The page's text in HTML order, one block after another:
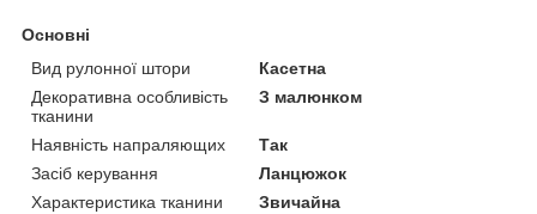
Основні
Вид рулонної штори
Касетна
Декоративна особливість
тканини
З малюнком
Наявність напраляющих
Так
Засіб керування
Ланцюжок
Характеристика тканини
Звичайна